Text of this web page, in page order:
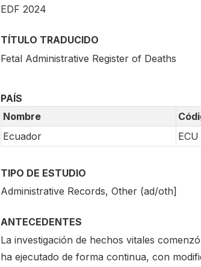
EDF 2024
TÍTULO TRADUCIDO
Fetal Administrative Register of Deaths
PAÍS
Nombre
Ecuador
ECU
TIPO DE ESTUDIO
Administrative Records, Other (ad/oth]
ANTECEDENTES
La investigación de hechos vitales
ha ejecutado de forma continua, con